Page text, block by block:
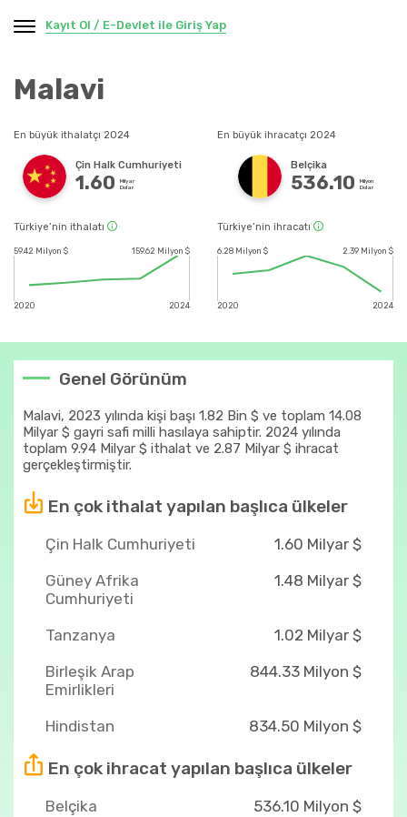
Kayıt Ol / E-Devlet ile Giriş Yap
Malavi
En büyük ithalatçı 2024
Çin Halk Cumhuriyeti
1.60
Milyar
Dolar
En büyük ihracatçı 2024
Belçika
536.10
Milyon
Dolar
Türkiye’nin ithalatı
59.42 Milyon $
2020
159.62 Milyon $
2024
Türkiye’nin ihracatı
6.28 Milyon $
2020
2.39 Milyon $
2024
Genel Görünüm
Malavi, 2023 yılında kişi başı 1.82 Bin $ ve toplam 14.08
Milyar $ gayri safi milli hasılaya sahiptir. 2024 yılında
toplam 9.94 Milyar $ ithalat ve 2.87 Milyar $ ihracat
gerçekleştirmiştir.
En çok ithalat yapılan başlıca ülkeler
Çin Halk Cumhuriyeti
1.60 Milyar $
Güney Afrika
Cumhuriyeti
1.48 Milyar $
Tanzanya
1.02 Milyar $
Birleşik Arap
Emirlikleri
844.33 Milyon $
Hindistan 834.50 Milyon $
En çok ihracat yapılan başlıca ülkeler
Belçika
536.10 Milyon $